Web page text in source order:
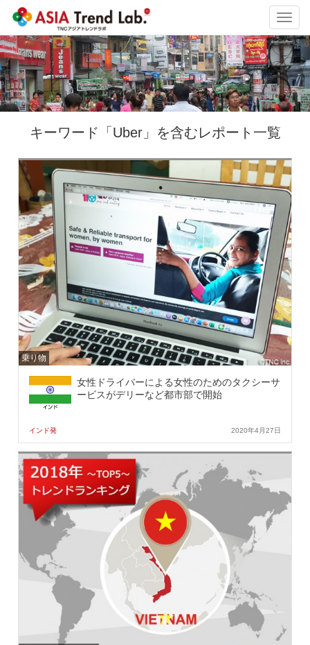
キーワード「Uber」を含むレポート一覧
乗り物
女性ドライバーによる女性のためのタクシーサ
ービスがデリーなど都市部で開始
インド発 2020年4月27日